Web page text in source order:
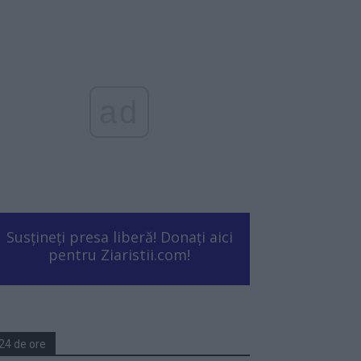
Susțineți presa liberă! Donați aici
pentru Ziaristii.com!
de ore